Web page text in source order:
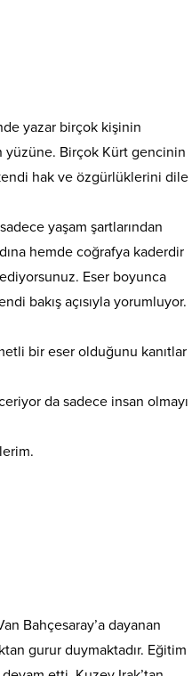
yazar birçok kişinin
Birçok Kürt gencinin
hak ve özgürlüklerini dile
yaşam şartlarından
hemde coğrafya kaderdir
Eser boyunca
bakış açısıyla yorumluyor.
bir eser olduğunu kanıtlar
da sadece insan olmayı
Bahçesaray’a dayanan
gurur duymaktadır. Eğitim